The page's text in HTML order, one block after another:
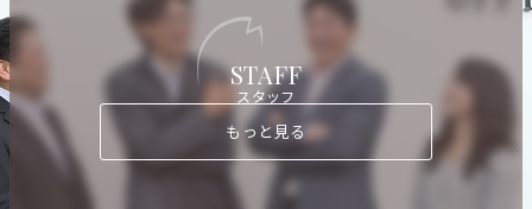
STAFF
スタッフ
もっと見る